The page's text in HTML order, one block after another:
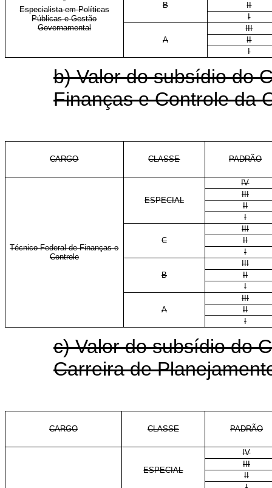
Especialista em Políticas
Públicas e Gestão
Governamental
B
II
I
A
III
II
I
b) Valor do subsídio do
Finanças e Controle da
CARGO CLASSE PADRÃO
Técnico Federal de Finanças e
Controle
ESPECIAL
IV
III
II
I
C
III
II
I
B
III
II
I
A
III
II
I
c) Valor do subsídio do
Carreira de
CARGO CLASSE PADRÃO
ESPECIAL
IV
III
II